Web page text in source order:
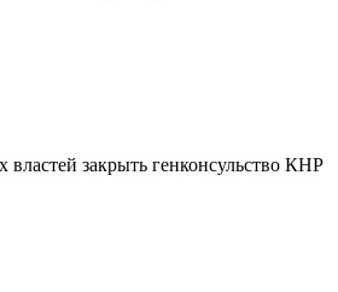
закрыть генконсульство КНР